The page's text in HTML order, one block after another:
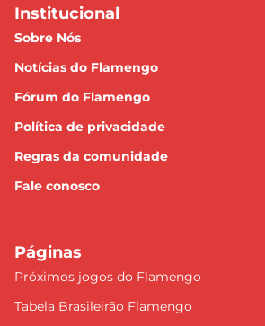
Institucional
Sobre Nós
Notícias do Flamengo
Fórum do Flamengo
Política de privacidade
Regras da comunidade
Fale conosco
Páginas
Próximos jogos do Flamengo
Tabela Brasileirão Flamengo